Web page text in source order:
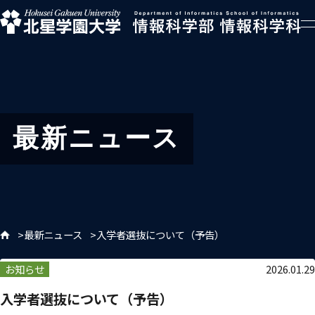
最新ニュース
最新ニュース 入学者選抜について（予告）
お知らせ 2026.01.29
入学者選抜について（予告）